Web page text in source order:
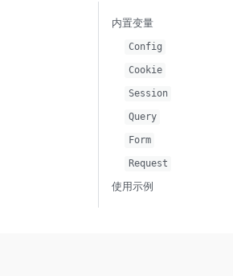
内置变量
Config
Cookie
Session
Query
Form
Request
使用示例